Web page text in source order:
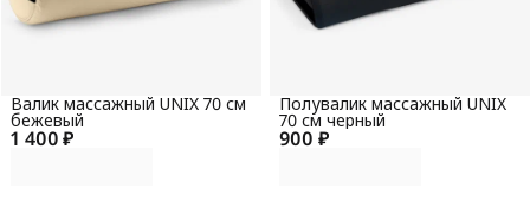
1 400 ₽
Валик массажный UNIX 70 см
бежевый
900 ₽
Полувалик массажный UNIX
70 см черный